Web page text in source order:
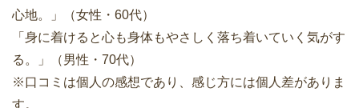
心地。」（女性・60代）
「身に着けると心も身体もやさしく落ち着いていく気がす
る。」（男性・70代）
※口コミは個人の感想であり、感じ方には個人差がありま
す。